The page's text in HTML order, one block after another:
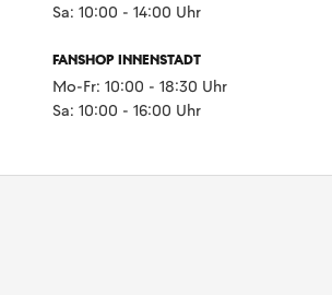
Sa: 10:00 - 14:00 Uhr
FANSHOP INNENSTADT
Mo-Fr: 10:00 - 18:30 Uhr
Sa: 10:00 - 16:00 Uhr